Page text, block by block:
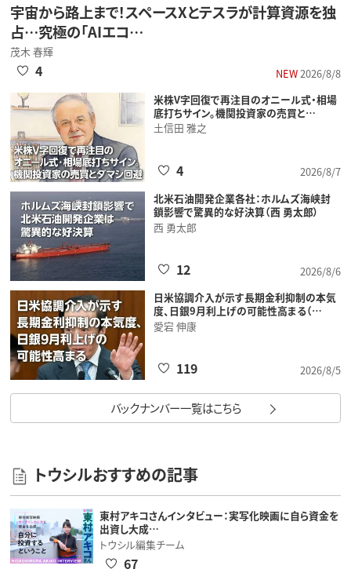
宇宙から路上まで！スペースXとテスラが計算資源を独
占…究極の「AIエコ…
茂木 春輝
NEW2026/8/8
4
米株V字回復で再注目のオニール式・相場
底打ちサイン。機関投資家の売買と…
土信田 雅之
2026/8/7
4
北米石油開発企業各社：ホルムズ海峡封
鎖影響で驚異的な好決算（西 勇太郎）
西 勇太郎
2026/8/6
12
日米協調介入が示す長期金利抑制の本気
度、日銀9月利上げの可能性高まる（…
愛宕 伸康
2026/8/5
119
バックナンバー一覧はこちら
トウシルおすすめの記事
東村アキコさんインタビュー：実写化映画に自ら資金を
出資し大成…
トウシル編集チーム
67